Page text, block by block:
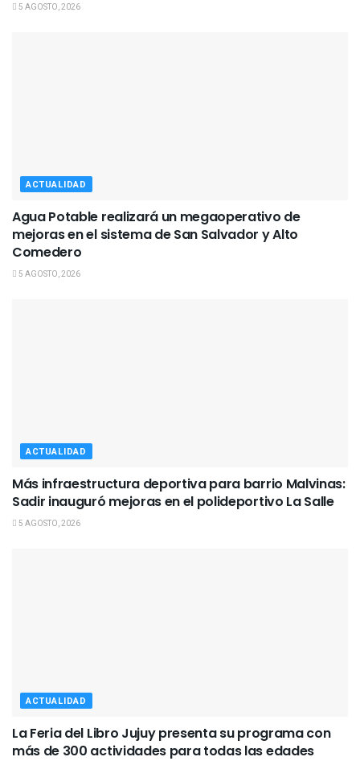
5 AGOSTO, 2026
ACTUALIDAD
Agua Potable realizará un megaoperativo de
mejoras en el sistema de San Salvador y Alto
Comedero
5 AGOSTO, 2026
ACTUALIDAD
Más infraestructura deportiva para barrio Malvinas:
Sadir inauguró mejoras en el polideportivo La Salle
5 AGOSTO, 2026
ACTUALIDAD
La Feria del Libro Jujuy presenta su programa con
más de 300 actividades para todas las edades